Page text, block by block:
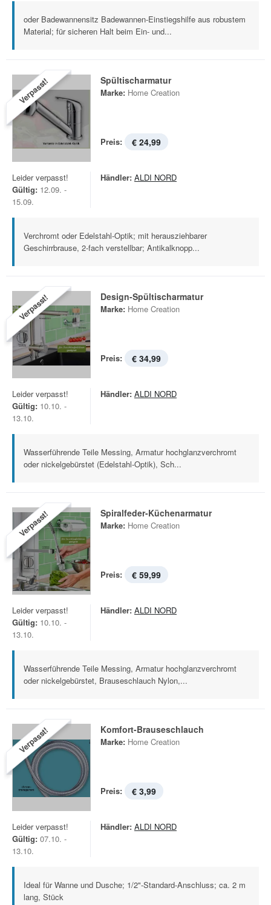
oder Badewannensitz Badewannen-Einstiegshilfe aus robustem
Material; für sicheren Halt beim Ein- und...
Verpasst! Spültischarmatur
Marke: Home Creation
Preis: € 24,99
Leider verpasst!
Gültig: 12.09. -
15.09.
Händler: ALDI NORD
Verchromt oder Edelstahl-Optik; mit herausziehbarer
Geschirrbrause, 2-fach verstellbar; Antikalknopp...
Verpasst! Design-Spültischarmatur
Marke: Home Creation
Preis: € 34,99
Leider verpasst!
Gültig: 10.10. -
13.10.
Händler: ALDI NORD
Wasserführende Teile Messing, Armatur hochglanzverchromt
oder nickelgebürstet (Edelstahl-Optik), Sch...
Verpasst! Spiralfeder-Küchenarmatur
Marke: Home Creation
Preis: € 59,99
Leider verpasst!
Gültig: 10.10. -
13.10.
Händler: ALDI NORD
Wasserführende Teile Messing, Armatur hochglanzverchromt
oder nickelgebürstet, Brauseschlauch Nylon,...
Verpasst! Komfort-Brauseschlauch
Marke: Home Creation
Preis: € 3,99
Leider verpasst!
Gültig: 07.10. -
13.10.
Händler: ALDI NORD
Ideal für Wanne und Dusche; 1/2"-Standard-Anschluss; ca. 2 m
lang, Stück